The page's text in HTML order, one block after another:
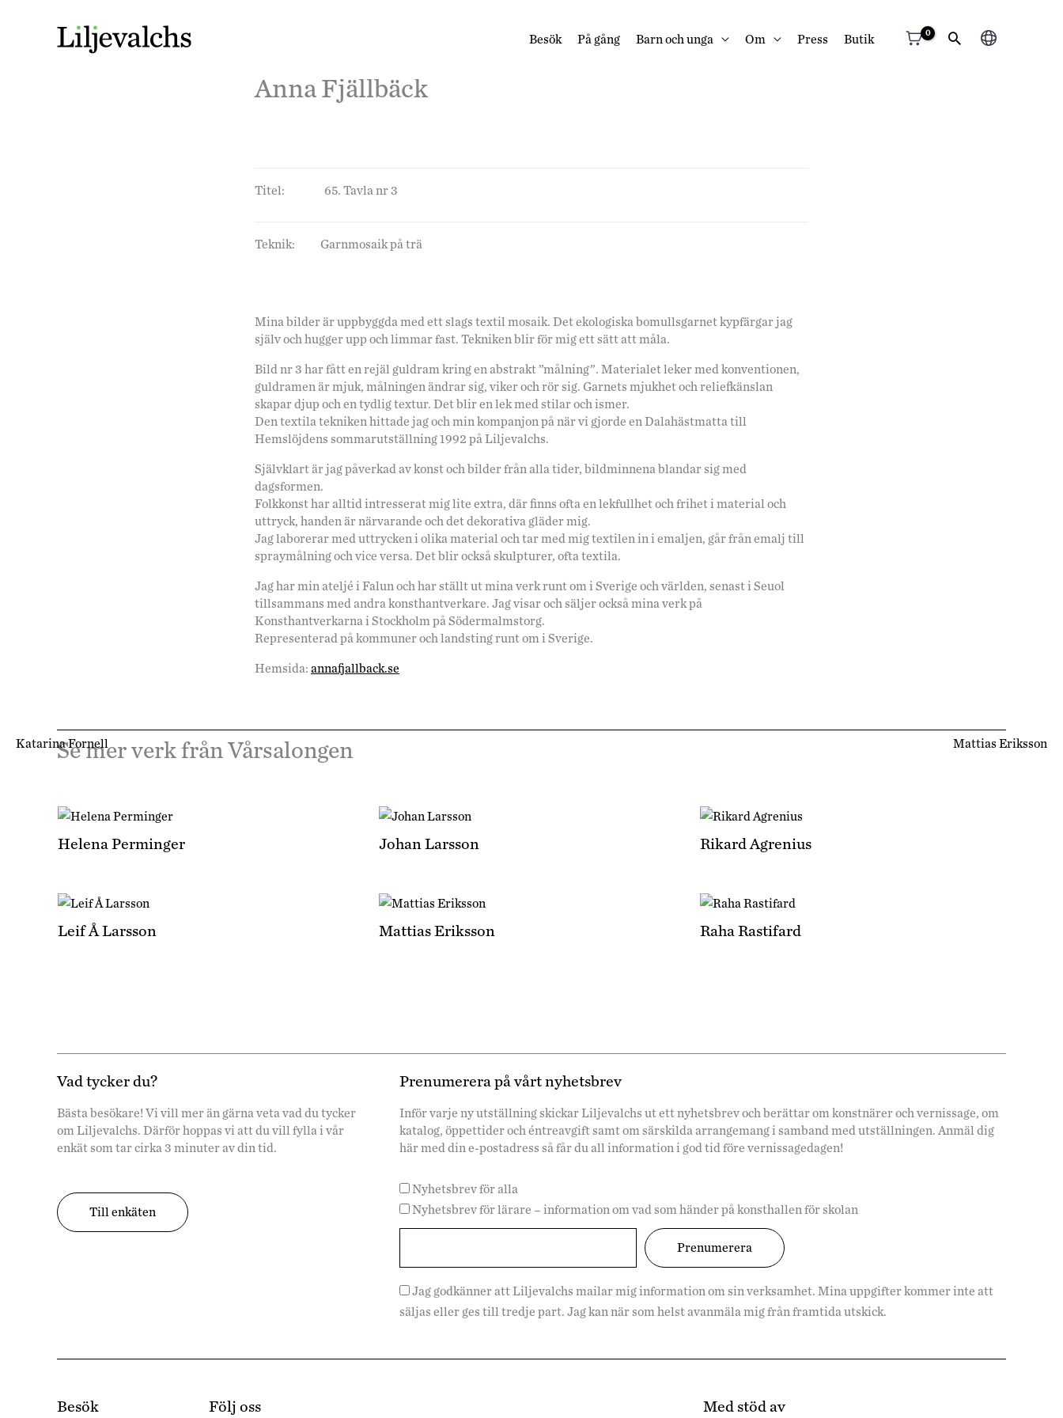
Besök På gång Barn och unga Om Press Butik
Välj
Anna Fjällbäck
Titel: 65. Tavla nr 3
Teknik: Garnmosaik på trä
Mina bilder är uppbyggda med ett slags textil mosaik. Det ekologiska bomullsgarnet kypfärgar jag
själv och hugger upp och limmar fast. Tekniken blir för mig ett sätt att måla.
Bild nr 3 har fått en rejäl guldram kring en abstrakt ”målning”. Materialet leker med konventionen,
guldramen är mjuk, målningen ändrar sig, viker och rör sig. Garnets mjukhet och reliefkänslan
skapar djup och en tydlig textur. Det blir en lek med stilar och ismer.
Den textila tekniken hittade jag och min kompanjon på när vi gjorde en Dalahästmatta till
Hemslöjdens sommarutställning 1992 på Liljevalchs.
Självklart är jag påverkad av konst och bilder från alla tider, bildminnena blandar sig med
dagsformen.
Folkkonst har alltid intresserat mig lite extra, där finns ofta en lekfullhet och frihet i material och
uttryck, handen är närvarande och det dekorativa gläder mig.
Jag laborerar med uttrycken i olika material och tar med mig textilen in i emaljen, går från emalj till
spraymålning och vice versa. Det blir också skulpturer, ofta textila.
Jag har min ateljé i Falun och har ställt ut mina verk runt om i Sverige och världen, senast i Seuol
tillsammans med andra konsthantverkare. Jag visar och säljer också mina verk på
Konsthantverkarna i Stockholm på Södermalmstorg.
Representerad på kommuner och landsting runt om i Sverige.
Hemsida: annafjallback.se
Mattias Eriksson
Katarina Fornell
Se mer verk från Vårsalongen
Helena Perminger Johan Larsson Rikard Agrenius
Leif Å Larsson Mattias Eriksson Raha Rastifard
Vad tycker du?
Bästa besökare! Vi vill mer än gärna veta vad du tycker
om Liljevalchs. Därför hoppas vi att du vill fylla i vår
enkät som tar cirka 3 minuter av din tid.
Till enkäten
Prenumerera på vårt nyhetsbrev
Inför varje ny utställning skickar Liljevalchs ut ett nyhetsbrev och berättar om konstnärer och vernissage, om
katalog, öppettider och éntreavgift samt om särskilda arrangemang i samband med utställningen. Anmäl dig
här med din e-postadress så får du all information i god tid före vernissagedagen!
Nyhetsbrev för alla
Nyhetsbrev för lärare – information om vad som händer på konsthallen för skolan
Jag godkänner att Liljevalchs mailar mig information om sin verksamhet. Mina uppgifter kommer inte att
säljas eller ges till tredje part. Jag kan när som helst avanmäla mig från framtida utskick.
Besök Följ oss Med stöd av